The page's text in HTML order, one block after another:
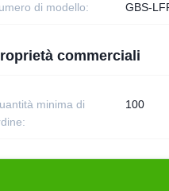
di modello: GBS-
commerciali
minima di
100